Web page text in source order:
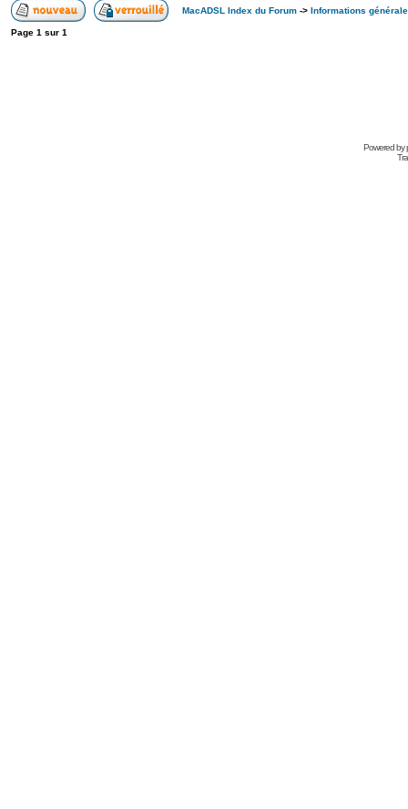
MacADSL Index du Forum -> Informations
Page 1 sur 1
Powered by